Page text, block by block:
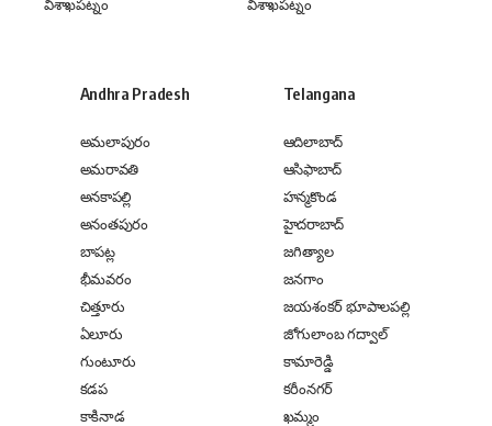
విశాఖపట్నం విశాఖపట్నం
Andhra Pradesh
అమలాపురం
అమరావతి
అనకాపల్లి
అనంతపురం
బాపట్ల
భీమవరం
చిత్తూరు
ఏలూరు
గుంటూరు
కడప
కాకినాడ
Telangana
ఆదిలాబాద్
ఆసిఫాబాద్
హన్మకొండ
హైదరాబాద్
జగిత్యాల
జనగాం
జయశంకర్ భూపాలపల్లి
జోగులాంబ గద్వాల్
కామారెడ్డి
కరీంనగర్
ఖమ్మం